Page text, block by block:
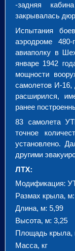
-задняя
закрывалась
Испытания
аэродроме
авиаполку в
январе 1942
мощности
самолетов И-16,
расширился,
ранее
83 самолета
точное
установлено.
другими
ЛТХ:
Модификация:
Размах крыла,
Длина, м: 5,99
Высота, м: 3,25
Площадь крыла,
Масса, кг